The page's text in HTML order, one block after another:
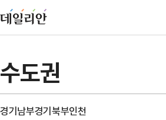
수도권
경기남부경기북부인천